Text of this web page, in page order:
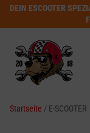
DEIN ESCOOTER
Startseite / E-SCOOTER